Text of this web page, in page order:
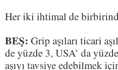
Her iki ihtimal de
BEŞ: Grip aşıları ticari
de yüzde 3, USA’ da
aşıyı tavsiye edebilmek